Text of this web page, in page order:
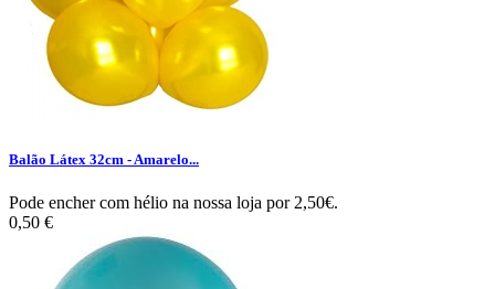
Balão Látex 32cm - Amarelo...
Pode encher com hélio na nossa loja por 2,50€.
0,50 €